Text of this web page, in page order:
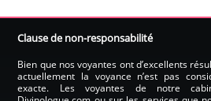
Clause de non-responsabilité
Bien que nos voyantes ont d’excellents
actuellement la voyance n’est pas
exacte. Les voyantes de notre